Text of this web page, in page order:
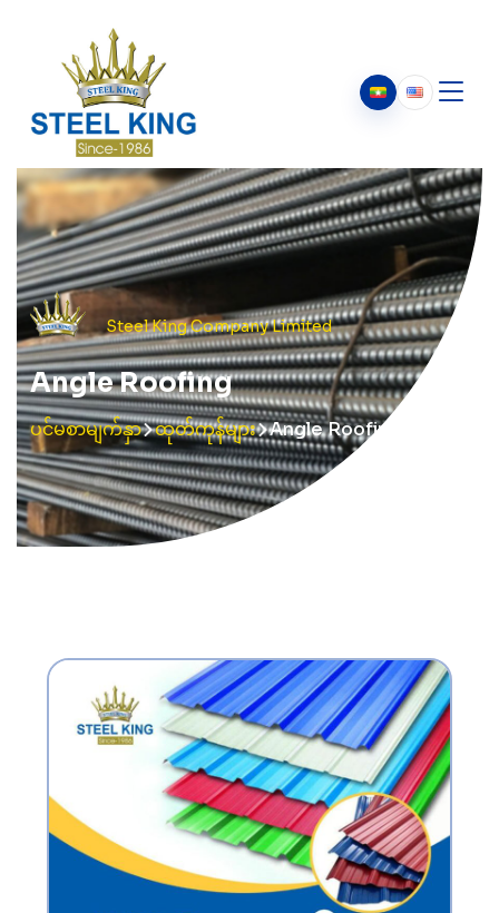
Steel King Company Limited
Angle Roofing
ပင်မစာမျက်နှာ ထုတ်ကုန်များ Angle Roofing
ကျွန်ုပ်တို့အကြောင်း
ကျွန်ုပ်တို့၏သမိုင်း
ဥက္ကဋ္ဌ၏ သတင်းစကား